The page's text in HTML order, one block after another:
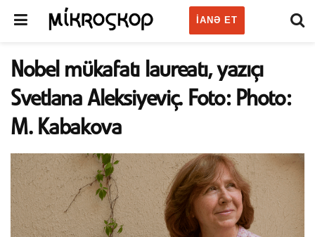
IANƏ ET
Nobel mükafatı laureatı, yazıçı
Svetlana Aleksiyeviç. Foto: Photo:
M. Kabakova